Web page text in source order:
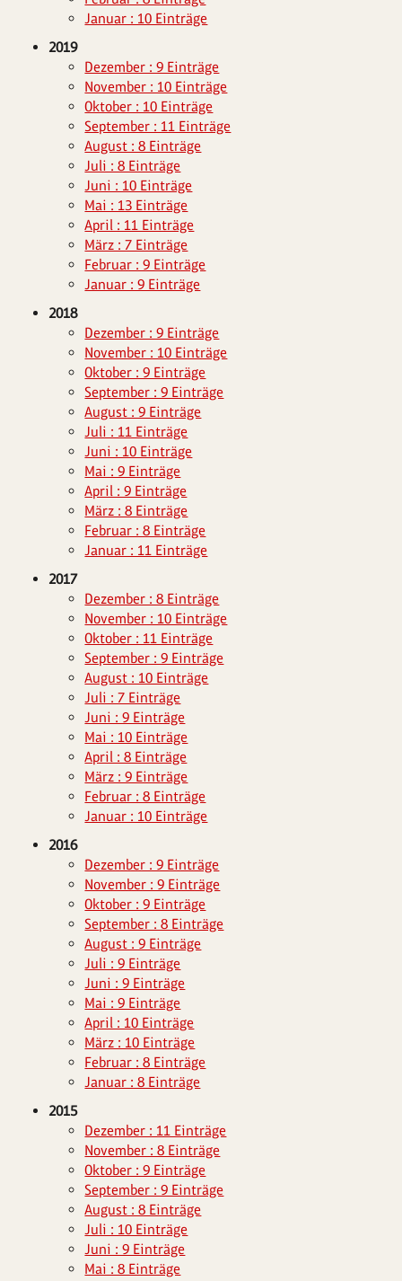
Januar : 10 Einträge
2019
Dezember : 9 Einträge
November : 10 Einträge
Oktober : 10 Einträge
September : 11 Einträge
August : 8 Einträge
Juli : 8 Einträge
Juni : 10 Einträge
Mai : 13 Einträge
April : 11 Einträge
März : 7 Einträge
Februar : 9 Einträge
Januar : 9 Einträge
2018
Dezember : 9 Einträge
November : 10 Einträge
Oktober : 9 Einträge
September : 9 Einträge
August : 9 Einträge
Juli : 11 Einträge
Juni : 10 Einträge
Mai : 9 Einträge
April : 9 Einträge
März : 8 Einträge
Februar : 8 Einträge
Januar : 11 Einträge
2017
Dezember : 8 Einträge
November : 10 Einträge
Oktober : 11 Einträge
September : 9 Einträge
August : 10 Einträge
Juli : 7 Einträge
Juni : 9 Einträge
Mai : 10 Einträge
April : 8 Einträge
März : 9 Einträge
Februar : 8 Einträge
Januar : 10 Einträge
2016
Dezember : 9 Einträge
November : 9 Einträge
Oktober : 9 Einträge
September : 8 Einträge
August : 9 Einträge
Juli : 9 Einträge
Juni : 9 Einträge
Mai : 9 Einträge
April : 10 Einträge
März : 10 Einträge
Februar : 8 Einträge
Januar : 8 Einträge
2015
Dezember : 11 Einträge
November : 8 Einträge
Oktober : 9 Einträge
September : 9 Einträge
August : 8 Einträge
Juli : 10 Einträge
Juni : 9 Einträge
Mai : 8 Einträge